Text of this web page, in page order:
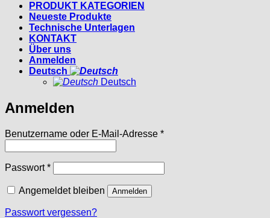
PRODUKT KATEGORIEN
Neueste Produkte
Technische Unterlagen
KONTAKT
Über uns
Anmelden
Deutsch
Deutsch
Anmelden
Benutzername oder E-Mail-Adresse *Erforderlich
Passwort*Erforderlich
Angemeldet bleiben Anmelden
Passwort vergessen?